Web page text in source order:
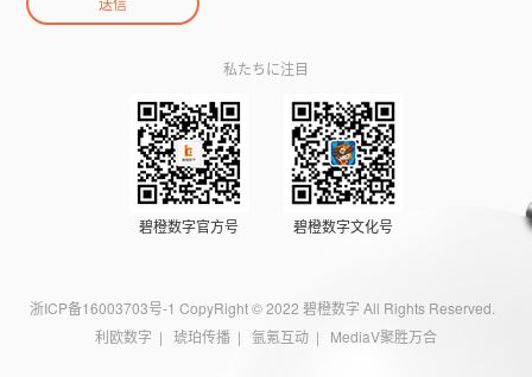
私たちに注目
碧橙数字官方号 碧橙数字文化号
浙ICP备16003703号-1 CopyRight © 2022 碧橙数字 All Rights Reserved.
利欧数字 | 琥珀传播 | 氩氪互动 | MediaV聚胜万合